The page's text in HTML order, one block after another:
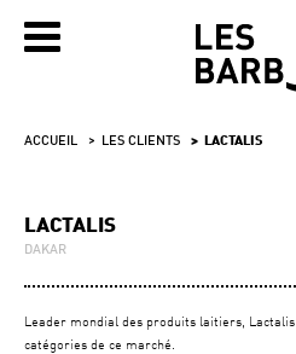
ACCUEIL LES CLIENTS LACTALIS
LACTALIS
DAKAR
Leader mondial des produits laitiers,
catégories de ce marché.